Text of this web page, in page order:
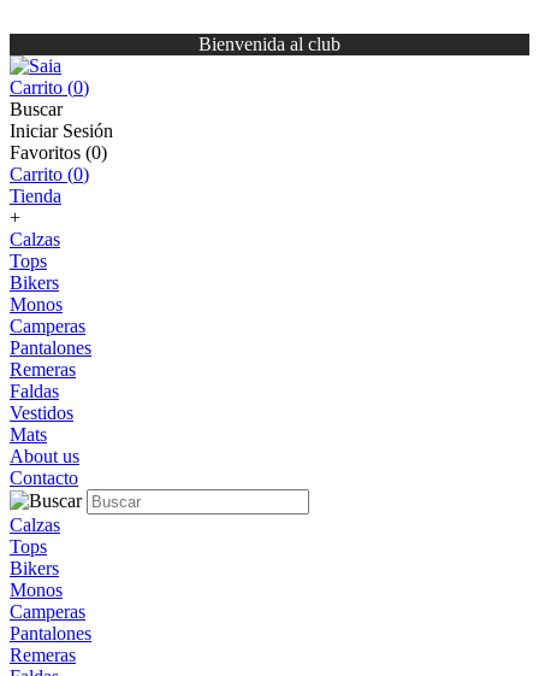
Bienvenida al club
Carrito (0)
Buscar
Iniciar Sesión
Favoritos (0)
Carrito (0)
Tienda
+
Calzas
Tops
Bikers
Monos
Camperas
Pantalones
Remeras
Faldas
Vestidos
Mats
About us
Contacto
Calzas
Tops
Bikers
Monos
Camperas
Pantalones
Remeras